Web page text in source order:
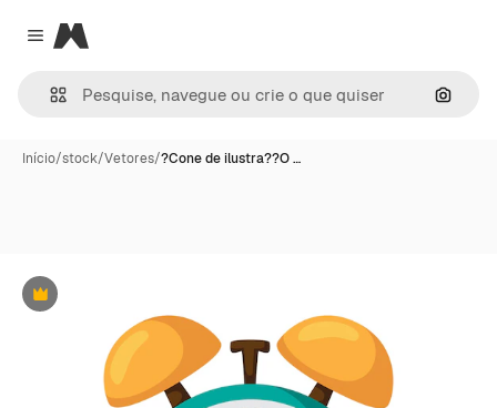
Close menu
Magnific
Início/stock/Vetores/?Cone de ilustra??O …
Premium